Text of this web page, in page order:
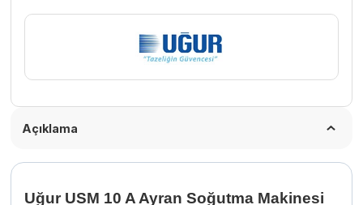
Açıklama
Uğur USM 10 A Ayran Soğutma Makinesi